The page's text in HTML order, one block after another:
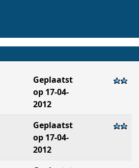
Geplaatst
op 17-04-
2012
Geplaatst
op 17-04-
2012